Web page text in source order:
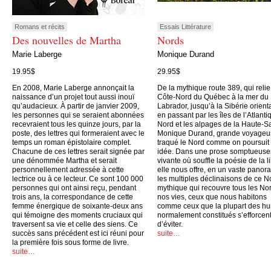
Romans et récits
Des nouvelles de Martha
Marie Laberge
19.95$
En 2008, Marie Laberge annonçait la
naissance d’un projet tout aussi inouï
qu’audacieux. À partir de janvier 2009,
les personnes qui se seraient abonnées
recevraient tous les quinze jours, par la
poste, des lettres qui formeraient avec le
temps un roman épistolaire complet.
Chacune de ces lettres serait signée par
une dénommée Martha et serait
personnellement adressée à cette
lectrice ou à ce lecteur. Ce sont 100 000
personnes qui ont ainsi reçu, pendant
trois ans, la correspondance de cette
femme énergique de soixante-deux ans
qui témoigne des moments cruciaux qui
traversent sa vie et celle des siens. Ce
succès sans précédent est ici réuni pour
la première fois sous forme de livre.
suite…
Essais Littérature
Nords
Monique Durand
29.95$
De la mythique route 389, qui
Côte-Nord du Québec à la mer du
Labrador, jusqu’à la Sibérie
en passant par les îles de
Nord et les alpages de la Haute-
Monique Durand, grande
traqué le Nord comme on poursuit
idée. Dans une prose
vivante où souffle la poésie de la
elle nous offre, en un vaste
les multiples déclinaisons de ce
mythique qui recouvre tous les
nos vies, ceux que nous habitons
comme ceux que la plupart des
normalement constitués s’efforcent
d’éviter.
suite…